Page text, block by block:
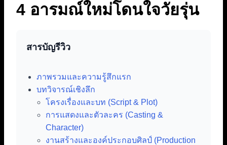
4 อารมณ์ใหม่โดนใจวัยรุ่น
สารบัญรีวิว
ภาพรวมและความรู้สึกแรก
บทวิจารณ์เชิงลึก
โครงเรื่องและบท (Script & Plot)
การแสดงและตัวละคร (Casting &
Character)
งานสร้างและองค์ประกอบศิลป์ (Production